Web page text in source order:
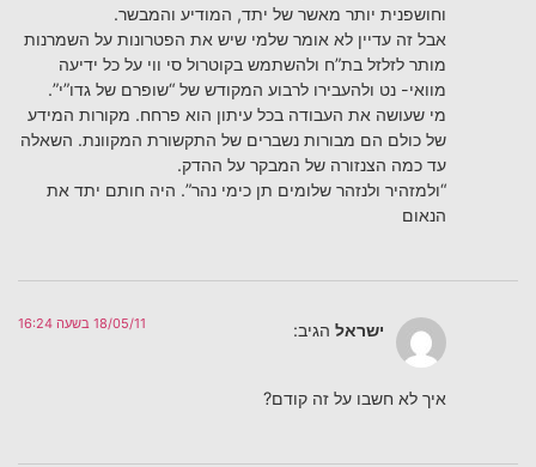
וחושפנית יותר מאשר של יתד, המודיע והמבשר.
אבל זה עדיין לא אומר שלמי שיש את הפטרונות על השמרנות
מותר לזלזל בת”ח ולהשתמש בקוטרול סי ווי על כל ידיעה
מוואי- נט ולהעבירו לרבוע המקודש של “שופרם של גדו”י”.
מי שעושה את העבודה בכל עיתון הוא פרחח. מקורות המידע
של כולם הם מבורות נשברים של התקשורת המקוונת. השאלה
עד כמה הצנזורה של המבקר על ההדק.
“ולמזהיר ולנזהר שלומים תן כימי נהר”. היה חותם יתד את
הנאום
ישראל הגיב: 18/05/11 בשעה 16:24
איך לא חשבו על זה קודם?